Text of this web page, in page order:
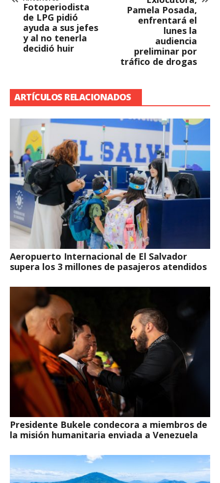
Fotoperiodista
de LPG pidió
ayuda a sus jefes
y al no tenerla
decidió huir
Pamela Posada,
enfrentará el
lunes la
audiencia
preliminar por
tráfico de drogas
ARTÍCULOS RELACIONADOS
Aeropuerto Internacional de El Salvador
supera los 3 millones de pasajeros atendidos
Presidente Bukele condecora a miembros de
la misión humanitaria enviada a Venezuela